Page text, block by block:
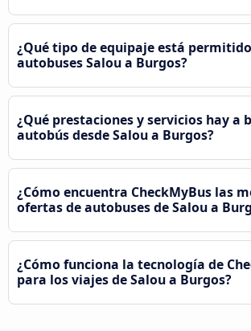
¿Qué tipo de equipaje está
autobuses Salou a Burgos?
¿Qué prestaciones y servicios hay a
autobús desde Salou a Burgos?
¿Cómo encuentra CheckMyBus las
ofertas de autobuses de Salou a
¿Cómo funciona la tecnología de
para los viajes de Salou a Burgos?